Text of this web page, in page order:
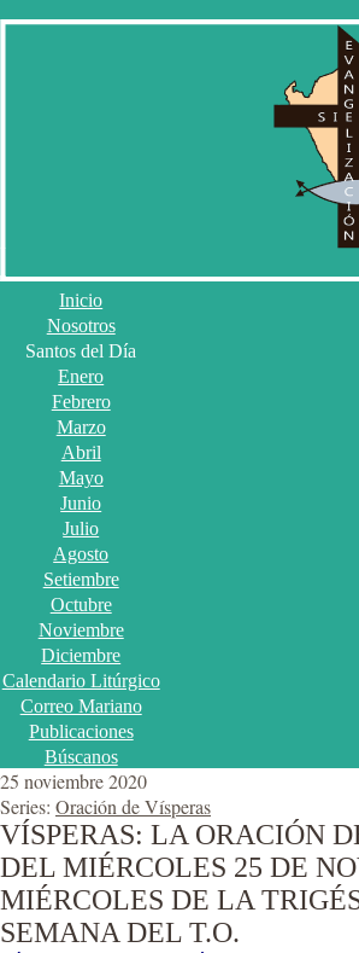
Inicio
Nosotros
Santos del Día
Enero
Febrero
Marzo
Abril
Mayo
Junio
Julio
Agosto
Setiembre
Octubre
Noviembre
Diciembre
Calendario Litúrgico
Correo Mariano
Publicaciones
Búscanos
25 noviembre 2020
Series: Oración de Vísperas
VÍSPERAS: LA ORACIÓN
DEL MIÉRCOLES 25 DE
MIÉRCOLES DE LA
SEMANA DEL T.O.